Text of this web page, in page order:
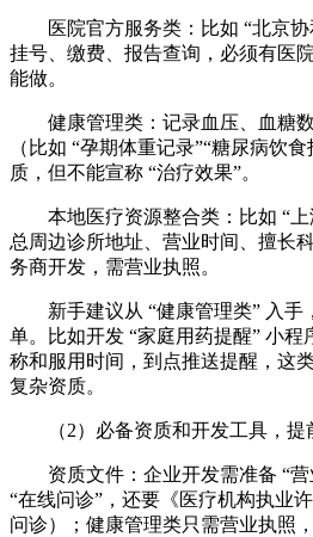
医院官方服务类：比如 “北京
挂号、缴费、报告查询，必须有医
能做。
健康管理类：记录血压、血糖
（比如 “孕期体重记录”“糖尿病饮
质，但不能宣称 “治疗效果”。
本地医疗资源整合类：比如 “
总周边诊所地址、营业时间、擅长
务商开发，需营业执照。
新手建议从 “健康管理类” 入手
单。比如开发 “家庭用药提醒” 小程
称和服用时间，到点推送提醒，这
复杂资质。
（2）必备资质和开发工具，
资质文件：企业开发需准备 “
“在线问诊”，还要《医疗机构执业
问诊）；健康管理类只需营业执照